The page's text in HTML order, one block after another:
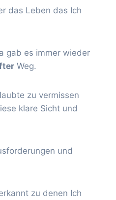
das Leben das Ich
gab es immer wieder
Weg.
zu vermissen
klare Sicht und
und
zu denen Ich